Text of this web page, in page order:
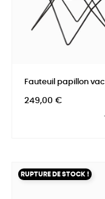
Fauteuil papillon
Prix
249,00 €
RUPTURE DE STOCK !